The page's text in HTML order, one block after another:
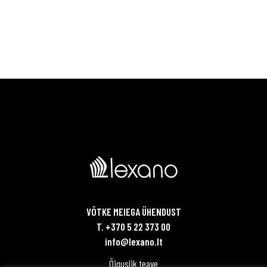
VÕTKE MEIEGA ÜHENDUST
T. +370 5 22 373 00
info@lexano.lt
Õiguslik teave